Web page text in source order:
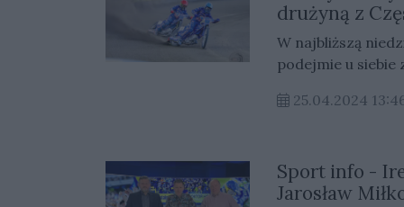
drużyną z
W najbliższą
podejmie u siebie
25.04.2024
Sport info -
Jarosław